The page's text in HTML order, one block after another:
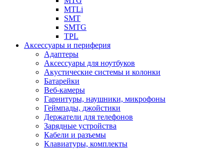
MTLi
SMT
SMTG
TPL
Аксессуары и периферия
Адаптеры
Аксессуары для ноутбуков
Акустические системы и колонки
Батарейки
Веб-камеры
Гарнитуры, наушники, микрофоны
Геймпады, джойстики
Держатели для телефонов
Зарядные устройства
Кабели и разъемы
Клавиатуры, комплекты